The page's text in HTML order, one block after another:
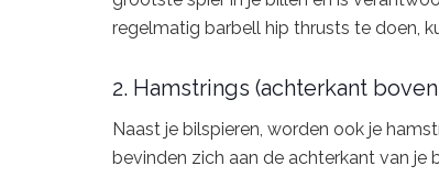
regelmatig barbell hip thrusts te doen,
2. Hamstrings (achterkant
Naast je bilspieren, worden ook je
bevinden zich aan de achterkant van je